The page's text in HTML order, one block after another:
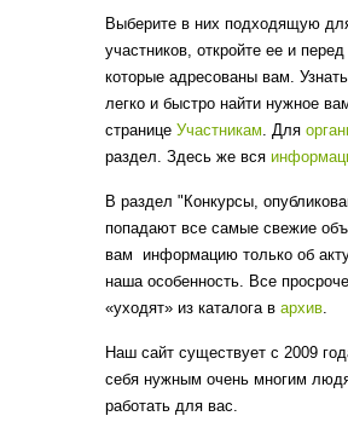
Выберите в них подходящую
участников, откройте ее и
которые адресованы вам.
легко и быстро найти нужное
странице Участникам. Для
раздел. Здесь же вся
В раздел "Конкурсы,
попадают все самые свежие
вам информацию только об
наша особенность. Все
«уходят» из каталога в архив.
Наш сайт существует с 2009
себя нужным очень многим
работать для вас.